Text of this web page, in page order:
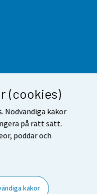
(cookies)
Nödvändiga kakor
på rätt sätt.
poddar och
kakor